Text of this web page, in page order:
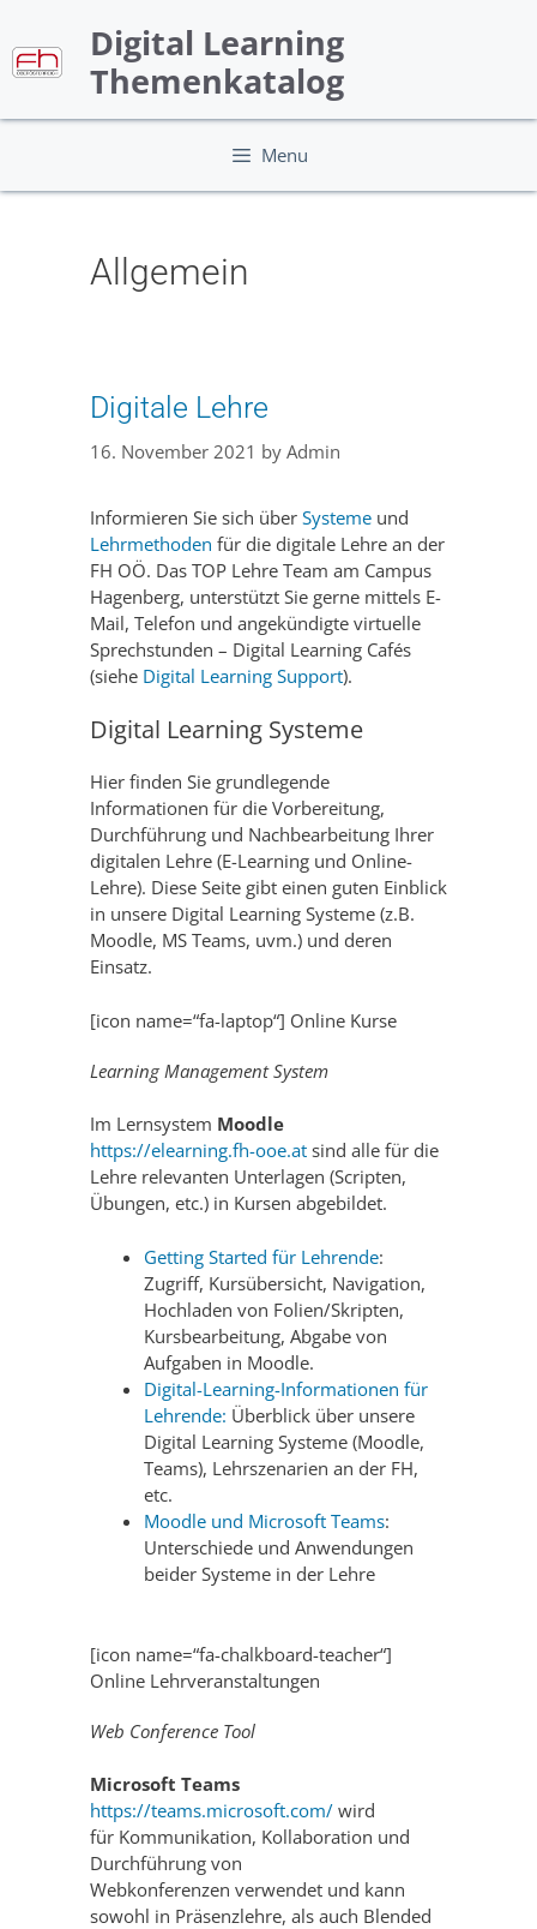
content
Digital Learning
Themenkatalog
Menu
Allgemein
Digitale Lehre
16. November 2021 by Admin
Informieren Sie sich über Systeme und
Lehrmethoden für die digitale Lehre an der
FH OÖ. Das TOP Lehre Team am Campus
Hagenberg, unterstützt Sie gerne mittels E-
Mail, Telefon und angekündigte virtuelle
Sprechstunden – Digital Learning Cafés
(siehe Digital Learning Support).
Digital Learning Systeme
Hier finden Sie grundlegende
Informationen für die Vorbereitung,
Durchführung und Nachbearbeitung Ihrer
digitalen Lehre (E-Learning und Online-
Lehre). Diese Seite gibt einen guten Einblick
in unsere Digital Learning Systeme (z.B.
Moodle, MS Teams, uvm.) und deren
Einsatz.
[icon name=“fa-laptop“] Online Kurse
Learning Management System
Im Lernsystem Moodle
https://elearning.fh-ooe.atsind alle für die
Lehre relevanten Unterlagen (Scripten,
Übungen, etc.) in Kursen abgebildet.
Getting Started für Lehrende:
Zugriff, Kursübersicht, Navigation,
Hochladen von Folien/Skripten,
Kursbearbeitung, Abgabe von
Aufgaben in Moodle.
Digital-Learning-Informationen für
Lehrende: Überblick über unsere
Digital Learning Systeme (Moodle,
Teams), Lehrszenarien an der FH,
etc.
Moodle und Microsoft Teams:
Unterschiede und Anwendungen
beider Systeme in der Lehre
[icon name=“fa-chalkboard-teacher“]
Online Lehrveranstaltungen
Web Conference Tool
Microsoft Teams
https://teams.microsoft.com/wird
für Kommunikation, Kollaboration und
Durchführung von
Webkonferenzen verwendet und kann
sowohl in Präsenzlehre, als auch Blended